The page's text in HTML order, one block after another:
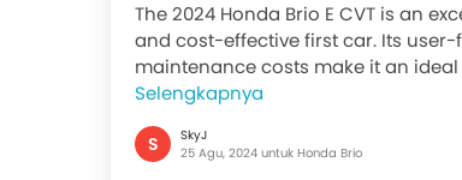
The 2024 Honda Brio E CVT is an
and cost-effective first car. Its
maintenance costs make it an
Selengkapnya
S
SkyJ
25 Agu, 2024 untuk Honda Brio